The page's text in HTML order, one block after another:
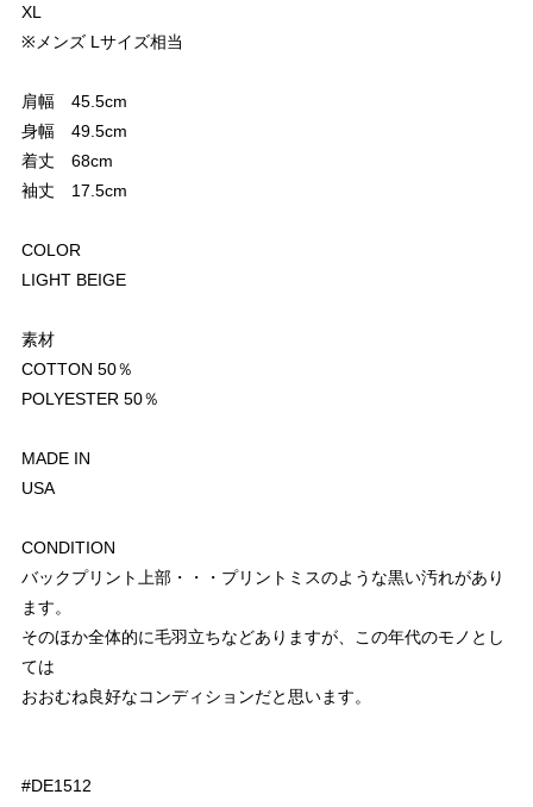
XL
※メンズ Lサイズ相当
肩幅 45.5cm
身幅 49.5cm
着丈 68cm
袖丈 17.5cm
COLOR
LIGHT BEIGE
素材
COTTON 50％
POLYESTER 50％
MADE IN
USA
CONDITION
バックプリント上部・・・プリントミスのような黒い汚れがあり
ます。
そのほか全体的に毛羽立ちなどありますが、この年代のモノとし
ては
おおむね良好なコンディションだと思います。
#DE1512